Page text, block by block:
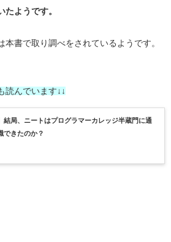
たようです。
本書で取り調べをされているようです。
読んでいます↓↓
結局、ニートはプログラマーカレッジ半蔵門に通
できたのか？